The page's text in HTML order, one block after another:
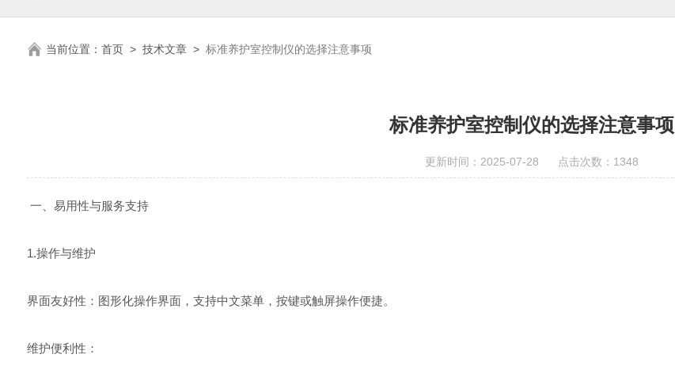
当前位置： 首页> 技术文章> 标准养护室控制仪的选择注意事项
标准养护室控制仪的选择注意事项
更新时间：2025-07-28 点击次数：1348
一、易用性与服务支持
1.操作与维护
界面友好性：图形化操作界面，支持中文菜单，按键或触屏操作便捷。
维护便利性：